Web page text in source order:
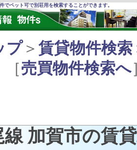
でペット可で別荘用を検索することができます。
プ＞ 賃貸物件検索
売買物件検索へ
線 加賀市の賃